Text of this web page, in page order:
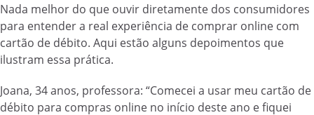
Nada melhor do que ouvir diretamente dos consumidores
para entender a real experiência de comprar online com
cartão de débito. Aqui estão alguns depoimentos que
ilustram essa prática.
Joana, 34 anos, professora: “Comecei a usar meu cartão de
débito para compras online no início deste ano e fiquei